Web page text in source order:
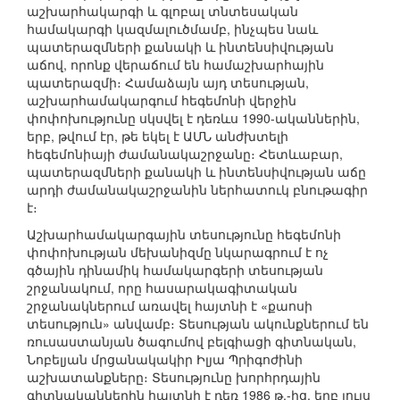
աշխարհակարգի և գլոբալ տնտեսական
համակարգի կազմալուծմամբ, ինչպես նաև
պատերազմների քանակի և ինտենսիվության
աճով, որոնք վերաճում են համաշխարհային
պատերազմի։ Համաձայն այդ տեսության,
աշխարհամակարգում հեգեմոնի վերջին
փոփոխությունը սկսվել է դեռևս 1990-ականներին,
երբ, թվում էր, թե եկել է ԱՄՆ անժխտելի
հեգեմոնիայի ժամանակաշրջանը։ Հետևաբար,
պատերազմների քանակի և ինտենսիվության աճը
արդի ժամանակաշրջանին ներհատուկ բնութագիր
է։
Աշխարհամակարգային տեսությունը հեգեմոնի
փոփոխության մեխանիզմը նկարագրում է ոչ
գծային դինամիկ համակարգերի տեսության
շրջանակում, որը հասարակագիտական
շրջանակներում առավել հայտնի է «քաոսի
տեսություն» անվամբ։ Տեսության ակունքներում են
ռուսաստանյան ծագումով բելգիացի գիտնական,
Նոբելյան մրցանակակիր Իլյա Պրիգոժինի
աշխատանքները։ Տեսությունը խորհրդային
գիտնականներին հայտնի է դեռ 1986 թ.-ից, երբ լույս